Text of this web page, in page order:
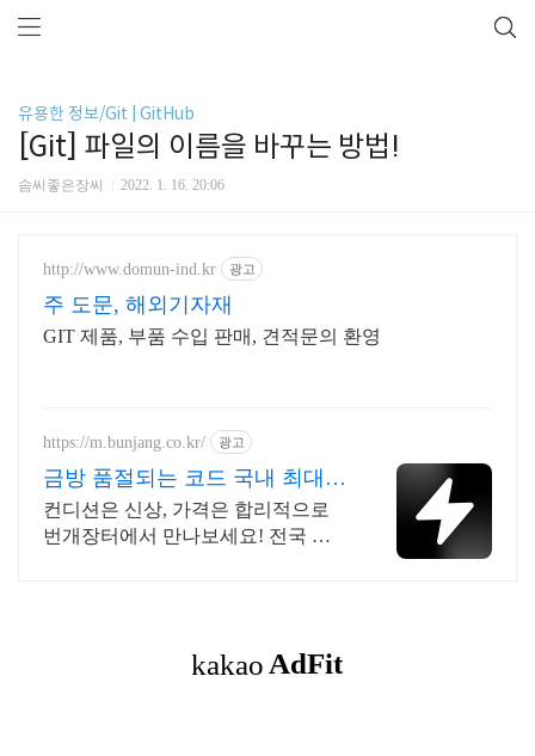
유용한 정보/Git | GitHub
[Git] 파일의 이름을 바꾸는 방법!
솜씨좋은장씨 2022. 1. 16. 20:06
http://www.domun-ind.kr 광고
주 도문, 해외기자재
GIT 제품, 부품 수입 판매, 견적문의 환영
https://m.bunjang.co.kr/ 광고
금방 품절되는 코드 국내 최대
브랜드 중고거래
컨디션은 신상, 가격은 합리적으로
번개장터에서 만나보세요! 전국 각